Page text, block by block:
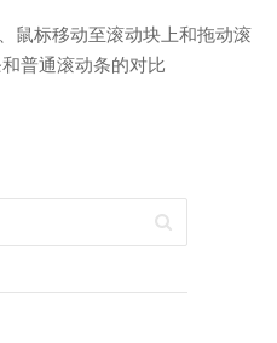
鼠标移动至滚动块上和拖动滚
普通滚动条的对比